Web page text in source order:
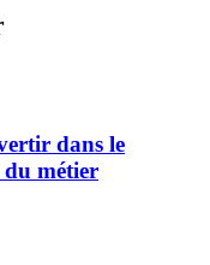
dans le
métier